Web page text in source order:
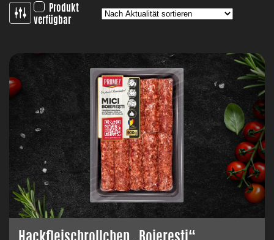
Produkt
verfügbar
Hackfleischrollchen „Boiereşti“